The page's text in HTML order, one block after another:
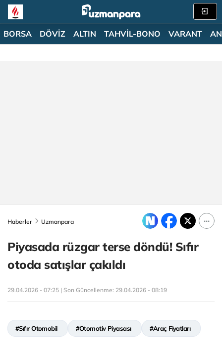
BORSA DÖVİZ ALTIN TAHVİL-BONO VARANT
Haberler Uzmanpara
Piyasada rüzgar terse döndü! Sıfır
otoda satışlar çakıldı
29.04.2026 - 07:25 | Son Güncellenme: 29.04.2026 - 08:19
#Sıfır Otomobil #Otomotiv Piyasası #Araç Fiyatları